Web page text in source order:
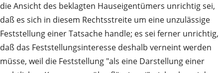
die Ansicht des beklagten Hauseigentümers unrichtig sei,
daß es sich in diesem Rechtsstreite um eine unzulässige
Feststellung einer Tatsache handle; es sei ferner unrichtig,
daß das Feststellungsinteresse deshalb verneint werden
müsse, weil die Feststellung "als eine Darstellung einer